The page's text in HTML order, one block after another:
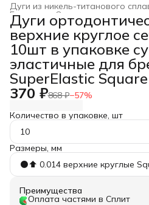
Дуги из никель-титанового
Ортодонтические дуги
Главная
Дуги
верхние круглое
10шт в упаковке
эластичные для
SuperElastic
370 ₽868 ₽−57%
Количество в упаковке, шт
10
Размеры, мм
⚫️⬆️ 0.014 верхние круглые
Преимущества
Оплата частями в Сплит